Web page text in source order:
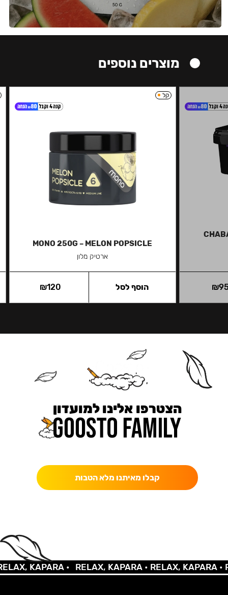
מוצרים נוספים
₪
קל
MONO 250G – MELON POPSICLE
ארטיק מלון
₪120 הוסף לסל
הצטרפו אלינו למועדון
קבלו מאיתנו מלא הטבות
KAPARA • RELAX, KAPARA •RELAX, KAPARA •